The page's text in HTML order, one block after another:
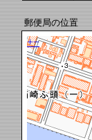
郵便局の位置